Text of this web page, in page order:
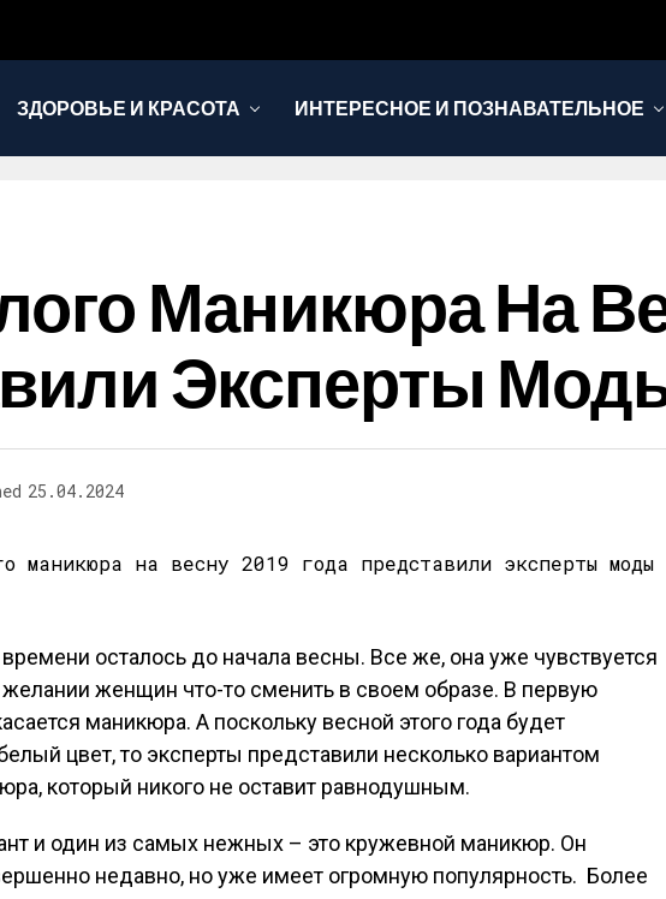
ЗДОРОВЬЕ И КРАСОТА ИНТЕРЕСНОЕ И ПОЗНАВАТЕЛЬНОЕ
Маникюра На
Эксперты
25.04.2024
осталось до начала весны. Все же, она уже чувствуется
желании женщин что-то сменить в своем образе. В первую
маникюра. А поскольку весной этого года будет
цвет, то эксперты представили несколько вариантом
который никого не оставит равнодушным.
и один из самых нежных – это кружевной маникюр. Он
недавно, но уже имеет огромную популярность. Более